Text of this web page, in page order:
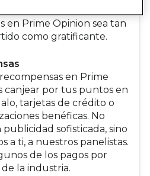
en Prime Opinion sea tan
como gratificante.
en Prime
canjear por tus puntos en
tarjetas de crédito o
benéficas. No
sofisticada, sino
a ti, a nuestros panelistas.
de los pagos por
la industria.